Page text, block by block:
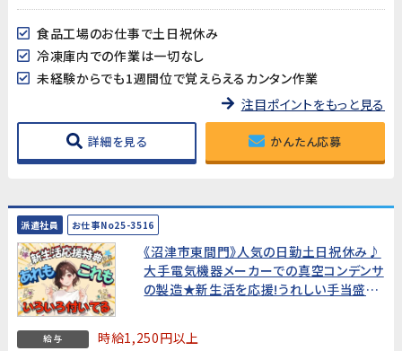
食品工場のお仕事で土日祝休み
冷凍庫内での作業は一切なし
未経験からでも1週間位で覚えらえるカンタン作業
注目ポイントをもっと見る
詳細を見る かんたん応募
派遣社員 お仕事No25-3516
《沼津市東間門》人気の日勤土日祝休み♪
大手電気機器メーカーでの真空コンデンサ
の製造★新生活を応援!うれしい手当盛り
給与 時給1,250円以上